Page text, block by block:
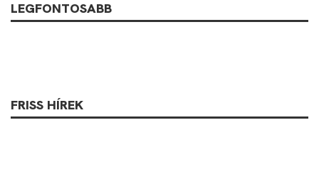
LEGFONTOSABB
FRISS HÍREK